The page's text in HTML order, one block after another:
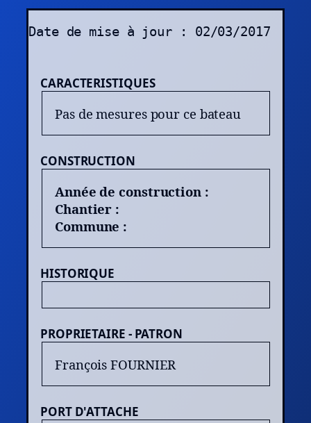
Date de mise à jour : 02/03/2017
CARACTERISTIQUES
Pas de mesures pour ce bateau
CONSTRUCTION
Année de construction :
Chantier :
Commune :
HISTORIQUE
PROPRIETAIRE - PATRON
François FOURNIER
PORT D'ATTACHE